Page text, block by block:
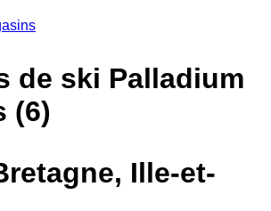
de ski Palladium
(6)
Ille-et-